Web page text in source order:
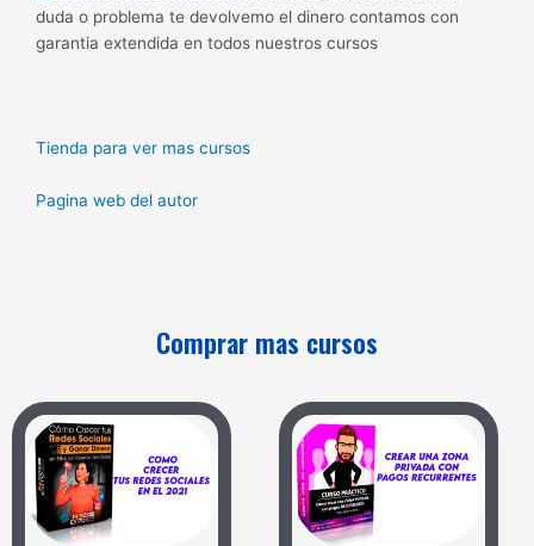
duda o problema te devolvemo el dinero contamos con
garantia extendida en todos nuestros cursos
Tienda para ver mas cursos
Pagina web del autor
Comprar mas cursos